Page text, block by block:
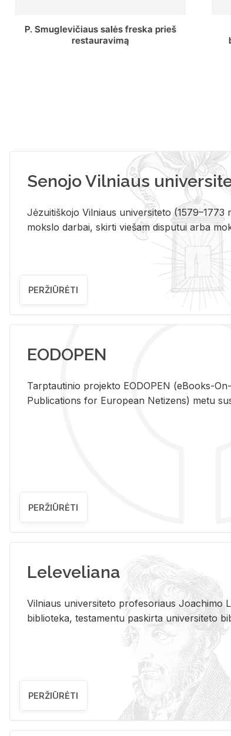
Stepono Batoro universiteto
bibliotekos Profesorių skaitykla
Senojo Vilniaus
Jėzuitiškojo Vilniaus universiteto (1579–1773
mokslo darbai, skirti viešam disputui arba
PERŽIŪRĖTI
EODOPEN
Tarp­tau­ti­nio pro­jek­to EO­DO­PEN (eBo­oks-
Pub­li­ca­tions for Eu­ro­pe­an Ne­ti­zens) metu
PERŽIŪRĖTI
Leleveliana
Vil­niaus uni­ver­si­te­to pro­fe­so­riaus Jo­a­chi­mo
bi­b­lio­te­ka, te­sta­men­tu pa­skir­ta uni­ver­si­te­to
PERŽIŪRĖTI